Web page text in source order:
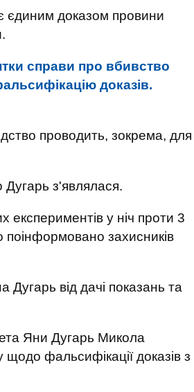
єдиним доказом провини
справи про вбивство
доказів.
проводить, зокрема, для
Дугарь з'являлася.
експериментів у ніч проти 3
захисників
від дачі показань та
Яни Дугарь Микола
фальсифікації доказів з